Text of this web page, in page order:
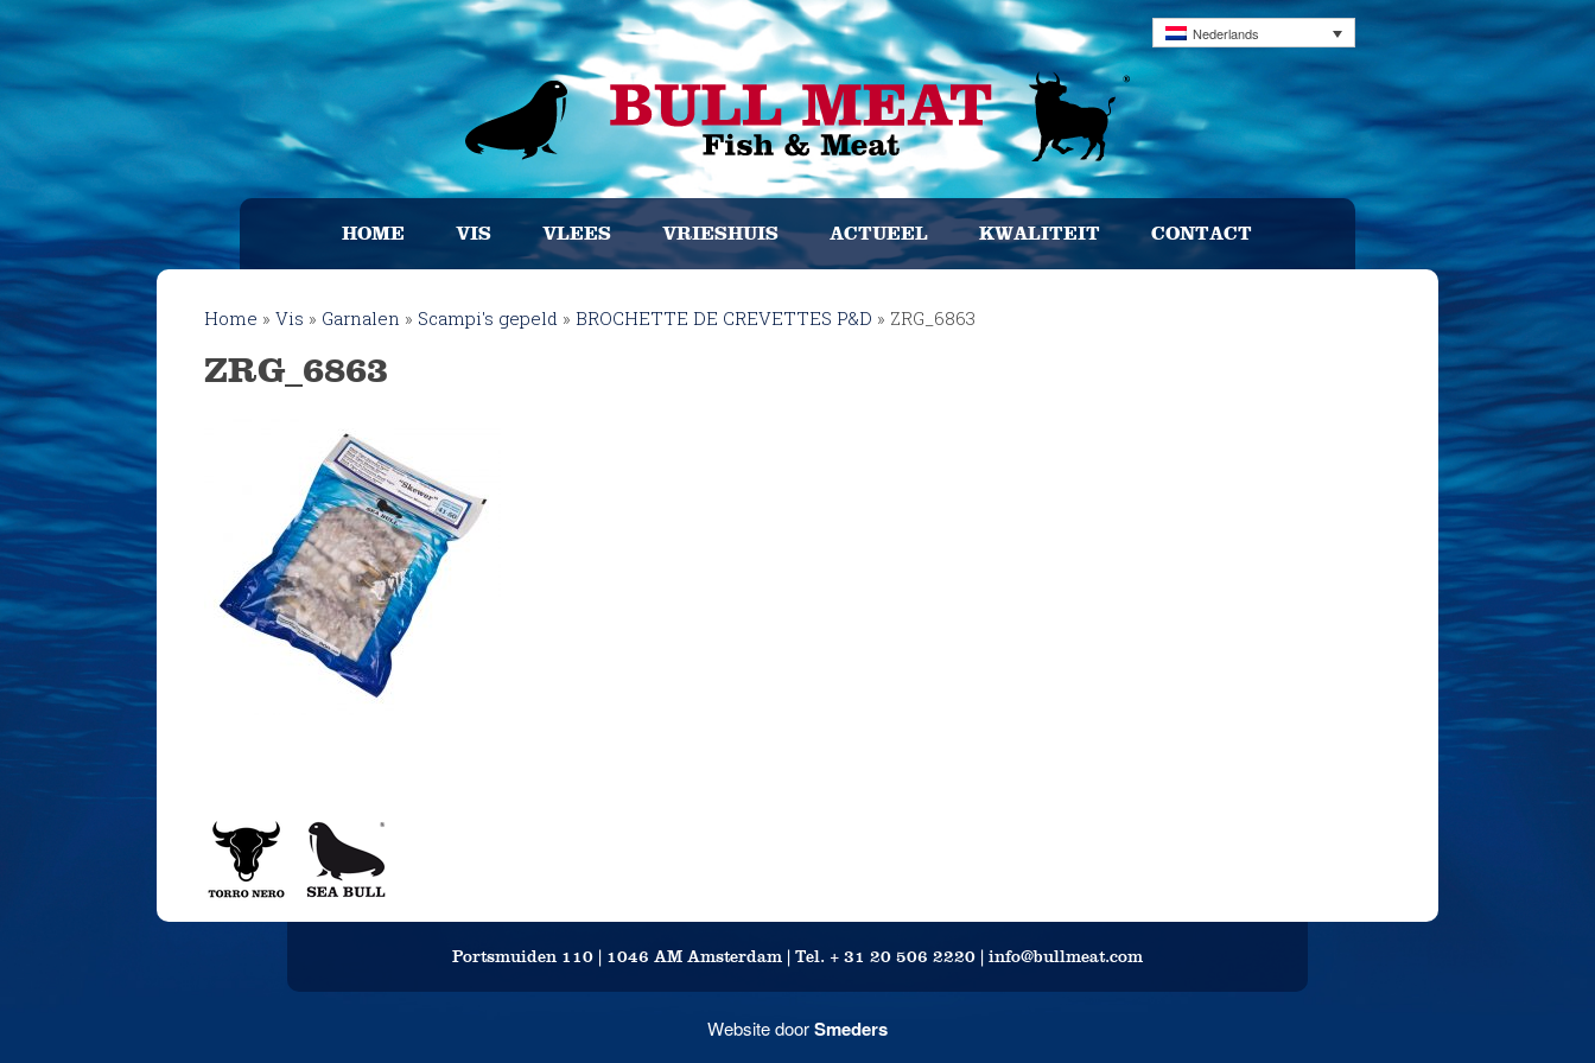
Nederlands
HOME VIS VLEES VRIESHUIS ACTUEEL KWALITEIT CONTACT
Home » Vis » Garnalen » Scampi's gepeld » BROCHETTE DE CREVETTES P&D » ZRG_6863
ZRG_6863
Portsmuiden 110 | 1046 AM Amsterdam | Tel. + 31 20 506 2220 | info@bullmeat.com
Website doorSmeders